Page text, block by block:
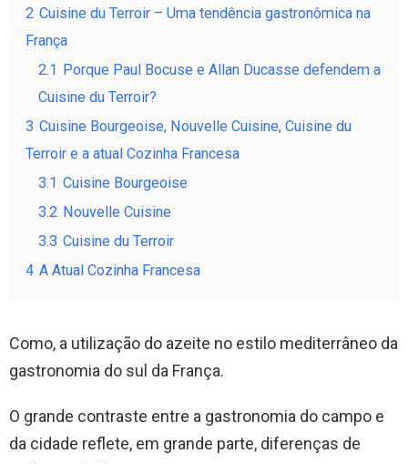
2 Cuisine du Terroir – Uma tendência gastronômica na
França
2.1 Porque Paul Bocuse e Allan Ducasse defendem a
Cuisine du Terroir?
3 Cuisine Bourgeoise, Nouvelle Cuisine, Cuisine du
Terroir e a atual Cozinha Francesa
3.1 Cuisine Bourgeoise
3.2 Nouvelle Cuisine
3.3 Cuisine du Terroir
4 A Atual Cozinha Francesa
Como, a utilização do azeite no estilo mediterrâneo da
gastronomia do sul da França.
O grande contraste entre a gastronomia do campo e
da cidade reflete, em grande parte, diferenças de